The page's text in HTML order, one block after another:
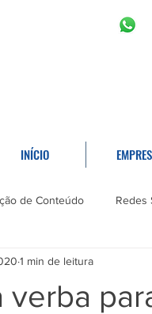
INÍCIO
de Conteúdo Redes
verba
1 min de leitura